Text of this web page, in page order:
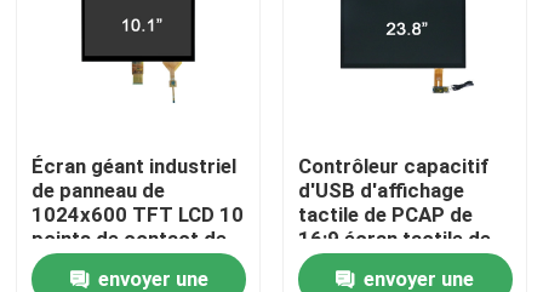
Accueil
A propos de nous
Écran géant industriel
de panneau de
1024x600 TFT LCD 10
points de contact de
doigt
envoyer une
Contrôleur capacitif
d'USB d'affichage
tactile de PCAP de
16:9 écran tactile de
23,8 pouces
envoyer une